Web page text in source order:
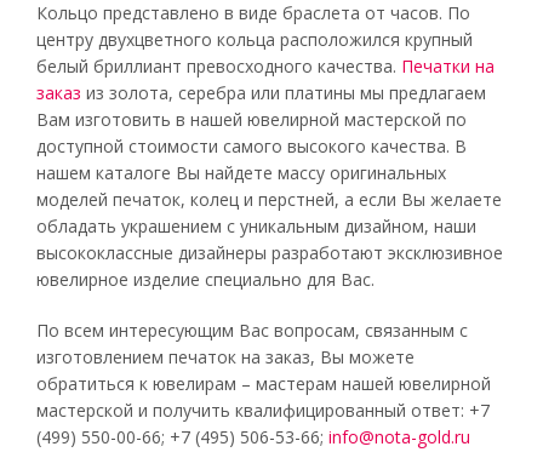
Кольцо представлено в виде браслета от часов. По
центру двухцветного кольца расположился крупный
белый бриллиант превосходного качества. Печатки на
заказ из золота, серебра или платины мы предлагаем
Вам изготовить в нашей ювелирной мастерской по
доступной стоимости самого высокого качества. В
нашем каталоге Вы найдете массу оригинальных
моделей печаток, колец и перстней, а если Вы желаете
обладать украшением с уникальным дизайном, наши
высококлассные дизайнеры разработают эксклюзивное
ювелирное изделие специально для Вас.
По всем интересующим Вас вопросам, связанным с
изготовлением печаток на заказ, Вы можете
обратиться к ювелирам – мастерам нашей ювелирной
мастерской и получить квалифицированный ответ: +7
(499) 550-00-66; +7 (495) 506-53-66; info@nota-gold.ru